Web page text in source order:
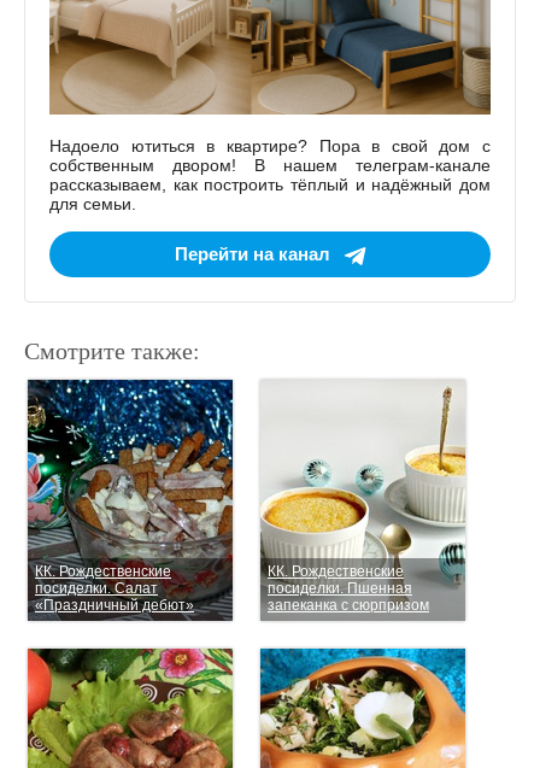
Надоело ютиться в квартире? Пора в свой дом с
собственным двором! В нашем телеграм-канале
рассказываем, как построить тёплый и надёжный дом
для семьи.
Перейти на канал
Смотрите также:
КК. Рождественские
посиделки. Салат
«Праздничный дебют»
КК. Рождественские
посиделки. Пшенная
запеканка с сюрпризом